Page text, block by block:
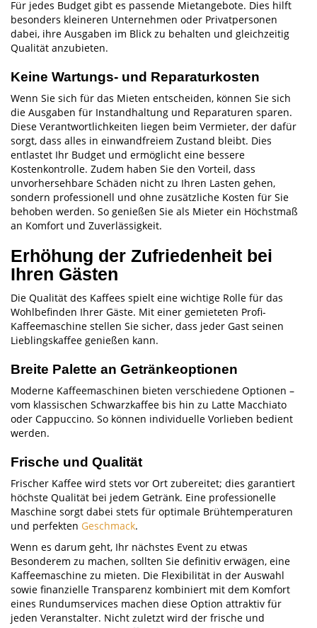
Für jedes Budget gibt es passende Mietangebote. Dies hilft
besonders kleineren Unternehmen oder Privatpersonen
dabei, ihre Ausgaben im Blick zu behalten und gleichzeitig
Qualität anzubieten.
Keine Wartungs- und Reparaturkosten
Wenn Sie sich für das Mieten entscheiden, können Sie sich
die Ausgaben für Instandhaltung und Reparaturen sparen.
Diese Verantwortlichkeiten liegen beim Vermieter, der dafür
sorgt, dass alles in einwandfreiem Zustand bleibt. Dies
entlastet Ihr Budget und ermöglicht eine bessere
Kostenkontrolle. Zudem haben Sie den Vorteil, dass
unvorhersehbare Schäden nicht zu Ihren Lasten gehen,
sondern professionell und ohne zusätzliche Kosten für Sie
behoben werden. So genießen Sie als Mieter ein Höchstmaß
an Komfort und Zuverlässigkeit.
Erhöhung der Zufriedenheit bei
Ihren Gästen
Die Qualität des Kaffees spielt eine wichtige Rolle für das
Wohlbefinden Ihrer Gäste. Mit einer gemieteten Profi-
Kaffeemaschine stellen Sie sicher, dass jeder Gast seinen
Lieblingskaffee genießen kann.
Breite Palette an Getränkeoptionen
Moderne Kaffeemaschinen bieten verschiedene Optionen –
vom klassischen Schwarzkaffee bis hin zu Latte Macchiato
oder Cappuccino. So können individuelle Vorlieben bedient
werden.
Frische und Qualität
Frischer Kaffee wird stets vor Ort zubereitet; dies garantiert
höchste Qualität bei jedem Getränk. Eine professionelle
Maschine sorgt dabei stets für optimale Brühtemperaturen
und perfekten Geschmack.
Wenn es darum geht, Ihr nächstes Event zu etwas
Besonderem zu machen, sollten Sie definitiv erwägen, eine
Kaffeemaschine zu mieten. Die Flexibilität in der Auswahl
sowie finanzielle Transparenz kombiniert mit dem Komfort
eines Rundumservices machen diese Option attraktiv für
jeden Veranstalter. Nicht zuletzt wird der frische und